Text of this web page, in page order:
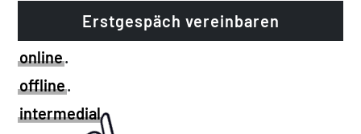
Erstgespäch vereinbaren
online.
offline.
intermedial.